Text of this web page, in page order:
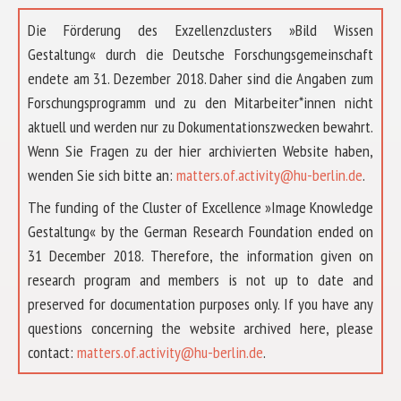
Die Förderung des Exzellenzclusters »Bild Wissen
Gestaltung« durch die Deutsche Forschungsgemeinschaft
endete am 31. Dezember 2018. Daher sind die Angaben zum
Forschungsprogramm und zu den Mitarbeiter*innen nicht
aktuell und werden nur zu Dokumentationszwecken bewahrt.
Wenn Sie Fragen zu der hier archivierten Website haben,
wenden Sie sich bitte an: matters.of.activity@hu-berlin.de.
The funding of the Cluster of Excellence »Image Knowledge
Gestaltung« by the German Research Foundation ended on
31 December 2018. Therefore, the information given on
research program and members is not up to date and
preserved for documentation purposes only. If you have any
questions concerning the website archived here, please
contact: matters.of.activity@hu-berlin.de.
ÜBER UNS